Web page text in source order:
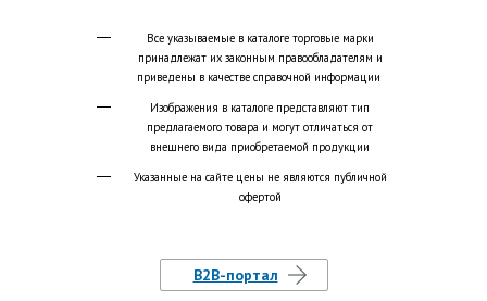
Все указываемые в каталоге торговые марки
принадлежат их законным правообладателям и
приведены в качестве справочной информации
Изображения в каталоге представляют тип
предлагаемого товара и могут отличаться от
внешнего вида приобретаемой продукции
Указанные на сайте цены не являются публичной
офертой
B2B-портал